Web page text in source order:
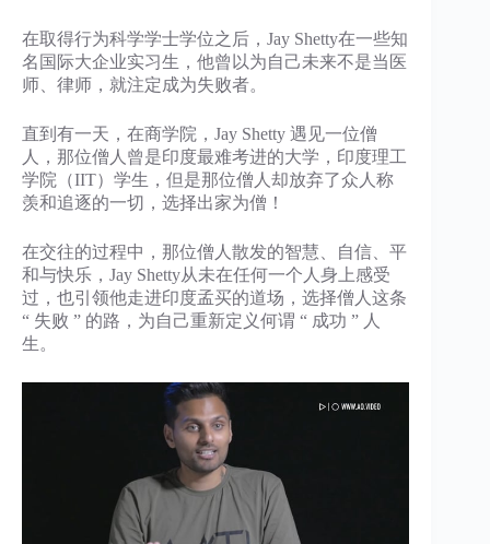
在取得行为科学学士学位之后，Jay Shetty在一些知
名国际大企业实习生，他曾以为自己未来不是当医
师、律师，就注定成为失败者。
直到有一天，在商学院，Jay Shetty 遇见一位僧
人，那位僧人曾是印度最难考进的大学，印度理工
学院（IIT）学生，但是那位僧人却放弃了众人称
羡和追逐的一切，选择出家为僧！
在交往的过程中，那位僧人散发的智慧、自信、平
和与快乐，Jay Shetty从未在任何一个人身上感受
过，也引领他走进印度孟买的道场，选择僧人这条
“ 失败 ” 的路，为自己重新定义何谓 “ 成功 ” 人
生。